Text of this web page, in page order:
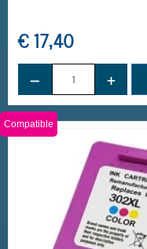
€ 17,40
− +
Compatible